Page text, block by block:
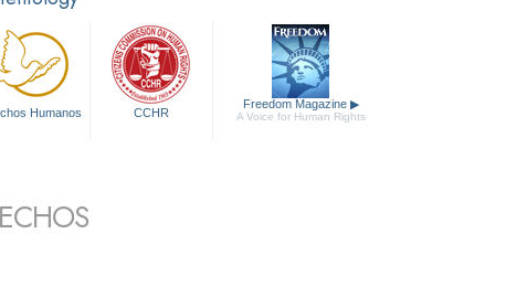
Humanos CCHR
Freedom Magazine ▶
A Voice for Human Rights